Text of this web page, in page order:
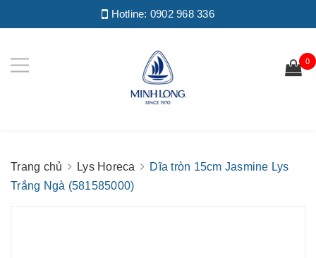
Hotline: 0902 968 336
0
Trang chủ Lys Horeca
Dĩa tròn 15cm Jasmine Lys
Trắng Ngà (581585000)